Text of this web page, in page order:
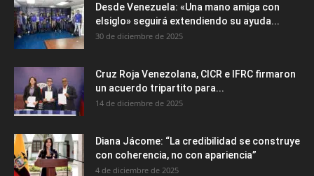
Desde Venezuela: «Una mano amiga con
elsiglo» seguirá extendiendo su ayuda...
30 de diciembre de 2025
Cruz Roja Venezolana, CICR e IFRC firmaron
un acuerdo tripartito para...
14 de diciembre de 2025
Diana Jácome: “La credibilidad se construye
con coherencia, no con apariencia”
4 de diciembre de 2025